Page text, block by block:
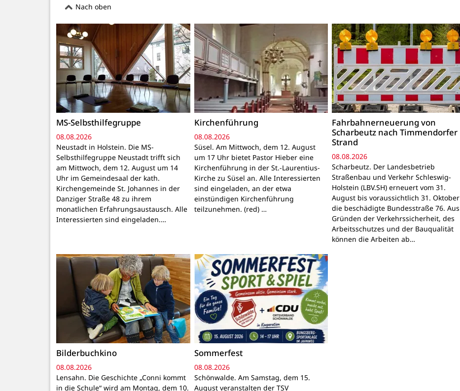
Nach oben
MS-Selbsthilfegruppe
08.08.2026
Neustadt in Holstein. Die MS-
Selbsthilfegruppe Neustadt trifft sich
am Mittwoch, dem 12. August um 14
Uhr im Gemeindesaal der kath.
Kirchengemeinde St. Johannes in der
Danziger Straße 48 zu ihrem
monatlichen Erfahrungsaustausch. Alle
Interessierten sind eingeladen.…
Kirchenführung
08.08.2026
Süsel. Am Mittwoch, dem 12. August
um 17 Uhr bietet Pastor Hieber eine
Kirchenführung in der St.-Laurentius-
Kirche zu Süsel an. Alle Interessierten
sind eingeladen, an der etwa
einstündigen Kirchenführung
teilzunehmen. (red) …
Fahrbahnerneuerung von
Scharbeutz nach Timmendorfer
Strand
08.08.2026
Scharbeutz. Der Landesbetrieb
Straßenbau und Verkehr Schleswig-
Holstein (LBV.SH) erneuert vom 31.
August bis voraussichtlich 31. Oktober
die beschädigte Bundesstraße 76. Aus
Gründen der Verkehrssicherheit, des
Arbeitsschutzes und der Bauqualität
können die Arbeiten ab…
Bilderbuchkino
08.08.2026
Lensahn. Die Geschichte „Conni kommt
in die Schule“ wird am Montag, dem 10.
Sommerfest
08.08.2026
Schönwalde. Am Samstag, dem 15.
August veranstalten der TSV